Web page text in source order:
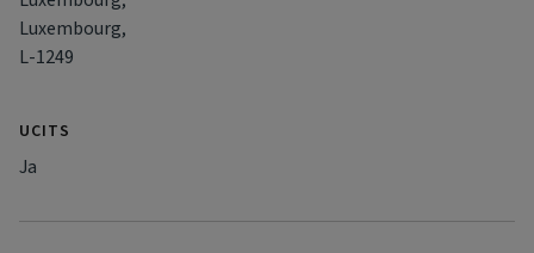
Luxembourg,
L-1249
UCITS
Ja